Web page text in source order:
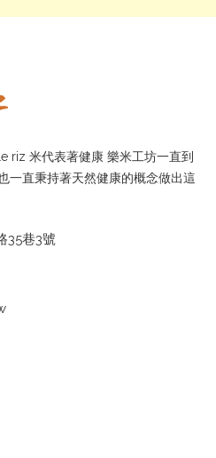
riz 米代表著健康 樂米工坊一直到
一直秉持著天然健康的概念做出這
35巷3號